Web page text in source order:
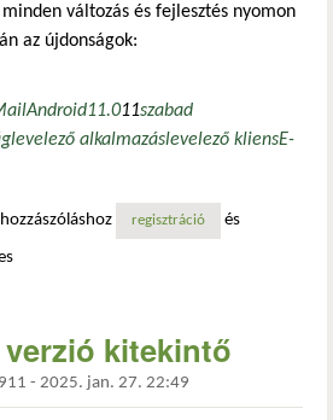
változás és fejlesztés nyomon
az újdonságok:
Android11.011szabad
levelező alkalmazáslevelező kliensE-
11.0 androidra – frissített kezelőfelület és
regisztráció és
verzió kitekintő
- 2025. jan. 27. 22:49